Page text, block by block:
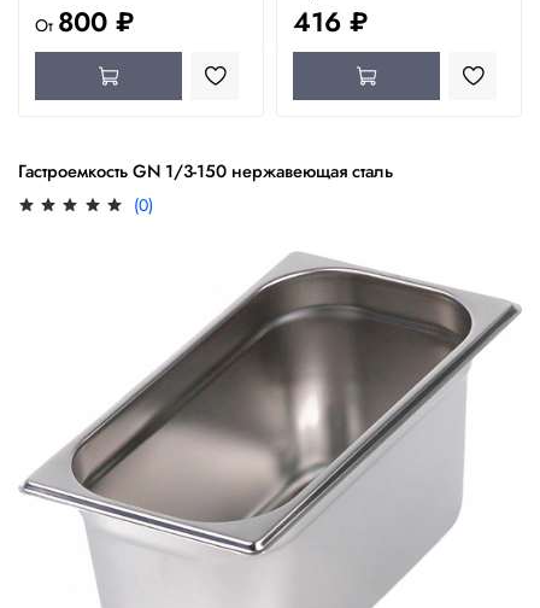
От 800 ₽ 416 ₽
Гастроемкость GN 1/3-150 нержавеющая сталь
(0)